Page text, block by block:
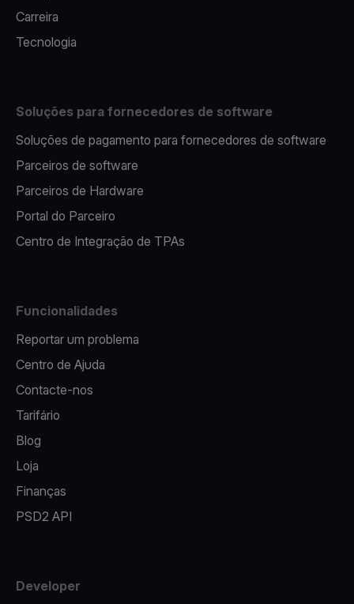
Carreira
Tecnologia
Soluções para fornecedores de software
Soluções de pagamento para fornecedores de software
Parceiros de software
Parceiros de Hardware
Portal do Parceiro
Centro de Integração de TPAs
Funcionalidades
Reportar um problema
Centro de Ajuda
Contacte-nos
Tarifário
Blog
Loja
Finanças
PSD2 API
Developer